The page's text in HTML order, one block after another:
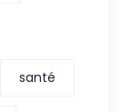
santé